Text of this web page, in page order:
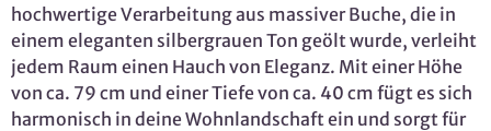
hochwertige Verarbeitung aus massiver Buche, die in
einem eleganten silbergrauen Ton geölt wurde, verleiht
jedem Raum einen Hauch von Eleganz. Mit einer Höhe
von ca. 79 cm und einer Tiefe von ca. 40 cm fügt es sich
harmonisch in deine Wohnlandschaft ein und sorgt für